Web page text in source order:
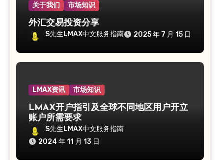
关于我们 市场知识
外汇交易投资分享
S先生LMAX中文服务指南 2025 年 7 月 15 日
LMAX资讯 市场知识
LMAX开户指引及全球不同地区用户开立
账户所需要求
S先生LMAX中文服务指南
2024 年 11 月 13 日